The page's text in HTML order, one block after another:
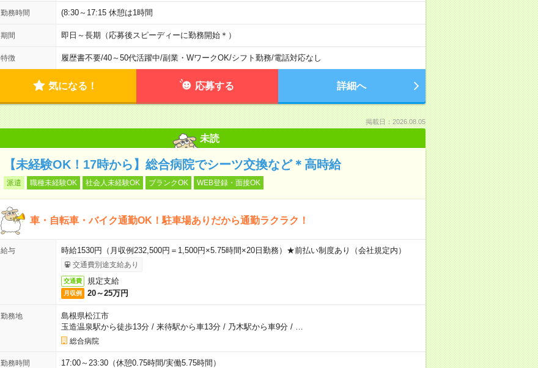
勤務時間 (8:30～17:15 休憩は1時間
期間 即日～長期（応募後スピーディーに勤務開始＊）
特徴 履歴書不要/40～50代活躍中/副業・WワークOK/シフト勤務/電話対応なし
気になる！ 応募する 詳細へ
掲載日：2026.08.05
未読
【未経験OK！17時から】総合病院でシーツ交換など＊高時給
派遣 職種未経験OK 社会人未経験OK ブランクOK WEB登録・面接OK
車・自転車・バイク通勤OK！駐車場ありだから通勤ラクラク！
給与 時給1530円（月収例232,500円＝1,500円×5.75時間×20日勤務）★前払い制度あり（会社規定内）
交通費別途支給あり
交通費 規定支給
月収例 20～25万円
勤務地
島根県松江市
玉造温泉駅から徒歩13分/ 来待駅から車13分/ 乃木駅から車9分/
総合病院
勤務時間 17:00～23:30（休憩0.75時間/実働5.75時間）